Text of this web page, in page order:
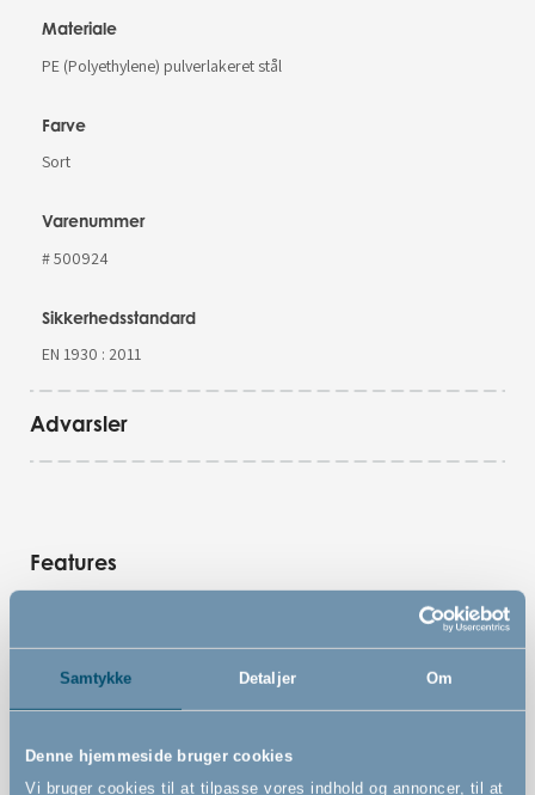
Samtykke Detaljer Om
Denne hjemmeside bruger cookies
Vi bruger cookies til at tilpasse vores indhold og annoncer, til at
Materiale
PE (Polyethylene) pulverlakeret stål
Farve
Sort
Varenummer
# 500924
Sikkerhedsstandard
EN 1930 : 2011
Advarsler
Features
Ekstra bredt presmonteret sikkerhedsgitter
Let at montere med wall cups og tape - ingen skruer
eller huller
Ideel til brede døråbninger, gange og entréer